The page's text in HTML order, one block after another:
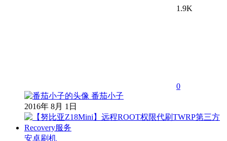
1.9K
0
番茄小子
2016年 8月 1日
安卓刷机